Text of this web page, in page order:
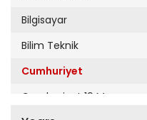
Bilgisayar
Bilim Teknik
Cumhuriyet
Cumhuriyet 19 Mayıs